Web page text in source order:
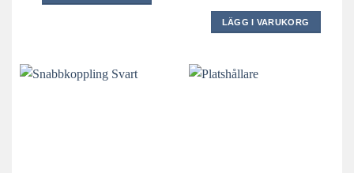
LÄGG I VARUKORG